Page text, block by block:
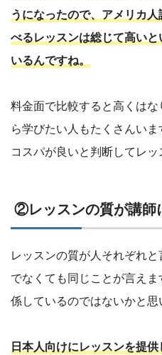
うになったので、アメリカ
べるレッスンは総じて高い
いるんですね。
料金面で比較すると高くは
ら学びたい人もたくさんい
コスパが良いと判断してレッ
②レッスンの質が講師
レッスンの質が人それぞれ
でなくても同じことが言え
係しているのではないかと思
日本人向けにレッスンを提